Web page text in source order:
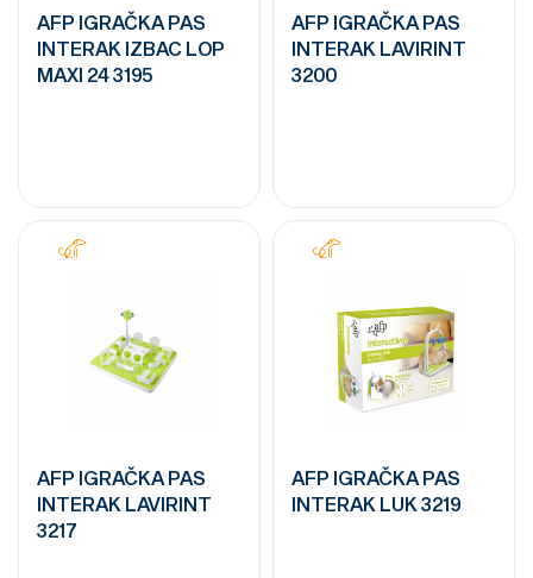
AFP IGRAČKA PAS
INTERAK IZBAC LOP
MAXI 24 3195
AFP IGRAČKA PAS
INTERAK LAVIRINT
3200
AFP IGRAČKA PAS
INTERAK LAVIRINT
3217
AFP IGRAČKA PAS
INTERAK LUK 3219